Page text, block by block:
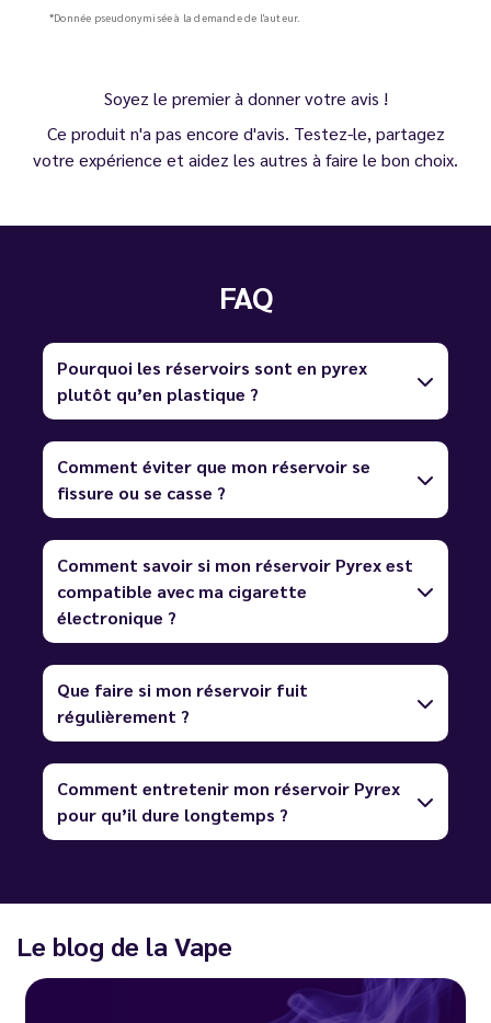
*Donnée pseudonymisée à la demande de l'auteur.
Soyez le premier à donner votre avis !
Ce produit n'a pas encore d'avis. Testez-le, partagez
votre expérience et aidez les autres à faire le bon choix.
FAQ
Pourquoi les réservoirs sont en pyrex
plutôt qu’en plastique ?
Comment éviter que mon réservoir se
fissure ou se casse ?
Comment savoir si mon réservoir Pyrex est
compatible avec ma cigarette
électronique ?
Que faire si mon réservoir fuit
régulièrement ?
Comment entretenir mon réservoir Pyrex
pour qu’il dure longtemps ?
Le blog de la Vape